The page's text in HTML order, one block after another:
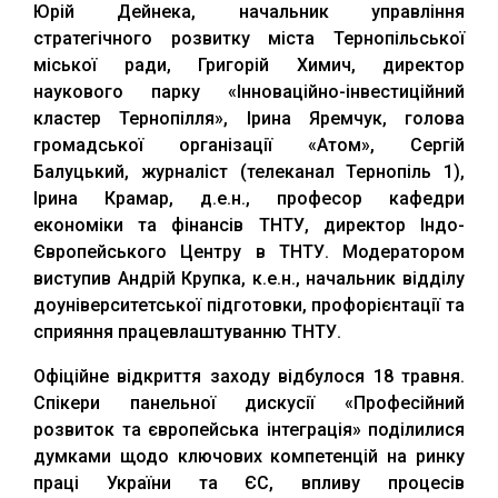
Юрій Дейнека, начальник управління
стратегічного розвитку міста Тернопільської
міської ради, Григорій Химич, директор
наукового парку «Інноваційно-інвестиційний
кластер Тернопілля», Ірина Яремчук, голова
громадської організації «Атом», Сергій
Балуцький, журналіст (телеканал Тернопіль 1),
Ірина Крамар, д.е.н., професор кафедри
економіки та фінансів ТНТУ, директор Індо-
Європейського Центру в ТНТУ. Модератором
виступив Андрій Крупка, к.е.н., начальник відділу
доуніверситетської підготовки, профорієнтації та
сприяння працевлаштуванню ТНТУ.
Офіційне відкриття заходу відбулося 18 травня.
Спікери панельної дискусії «Професійний
розвиток та європейська інтеграція» поділилися
думками щодо ключових компетенцій на ринку
праці України та ЄС, впливу процесів